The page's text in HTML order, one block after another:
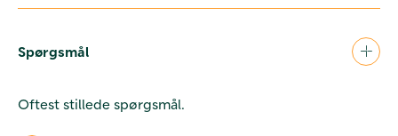
Spørgsmål
Oftest stillede spørgsmål.